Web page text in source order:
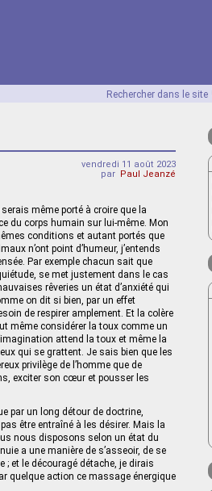
Rechercher dans le site
vendredi 11 août 2023
par Paul Jeanzé
même porté à croire que la
du corps humain sur lui-même. Mon
conditions et autant portés que
n’ont point d’humeur, j’entends
Par exemple chacun sait que
se met justement dans le cas
rêveries un état d’anxiété qui
on dit si bien, par un effet
de respirer amplement. Et la colère
même considérer la toux comme un
attend la toux et même la
qui se grattent. Je sais bien que les
privilège de l’homme que de
exciter son cœur et pousser les
par un long détour de doctrine,
être entraîné à les désirer. Mais la
nous disposons selon un état du
a une manière de s’asseoir, de se
; et le découragé détache, je dirais
quelque action ce massage énergique